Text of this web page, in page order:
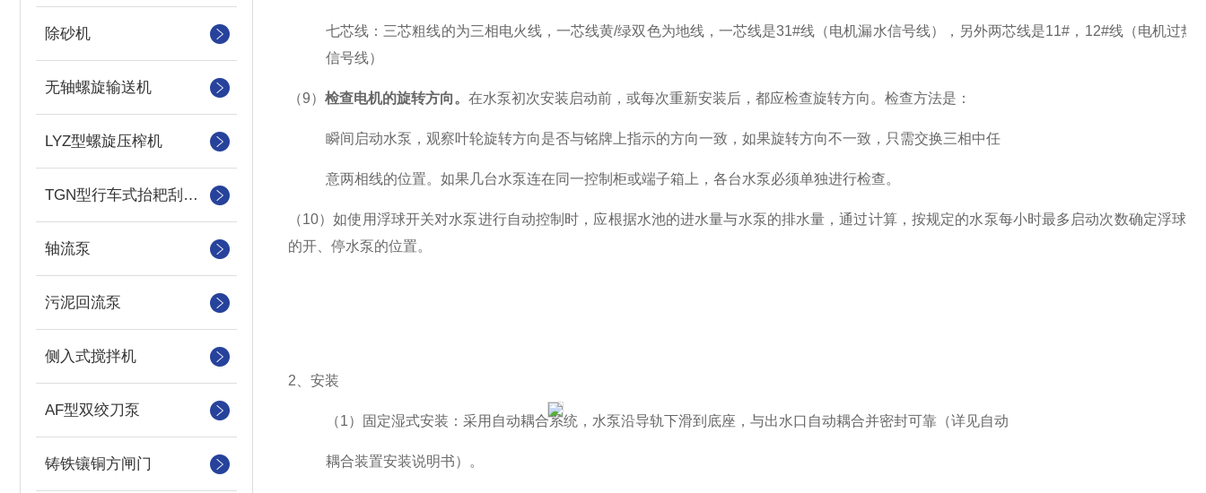
除砂机
无轴螺旋输送机
LYZ型螺旋压榨机
TGN型行车式抬耙刮泥（撇渣机）机
轴流泵
污泥回流泵
侧入式搅拌机
AF型双绞刀泵
铸铁镶铜方闸门
七芯线：三芯粗线的为三相电火线，一芯线黄/绿双色为地线，一芯线是31#线（电机漏水信号线），另外两芯线是11# ， 12#线（电机过热
信号线）
（9） 检查电机的旋转方向。 在水泵初次安装启动前，或每次重新安装后，都应检查旋转方向。检查方法是：
瞬间启动水泵，观察叶轮旋转方向是否与铭牌上指示的方向一致，如果旋转方向不一致，只需交换三相中任
意两相线的位置。如果几台水泵连在同一控制柜或端子箱上，各台水泵必须单独进行检查。
（10）如使用浮球开关对水泵进行自动控制时，应根据水池的进水量与水泵的排水量，通过计算，按规定的水泵每小时最多启动次数确定浮球
的开、停水泵的位置。
2 、安装
（1）固定湿式安装：采用自动耦合系统，水泵沿导轨下滑到底座，与出水口自动耦合并密封可靠（详见自动
耦合装置安装说明书）。